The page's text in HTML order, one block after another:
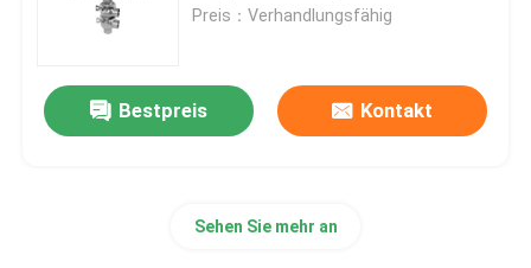
Rohrleitungsfilter
Sanitäre Einrichtungen aus Edelstahl
Preis：Verhandlungsfähig
Bestpreis Kontakt
Sehen Sie mehr an